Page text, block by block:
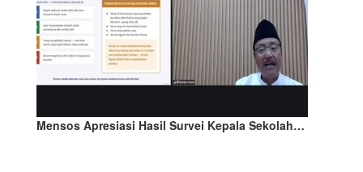
Mensos Apresiasi Hasil Survei Kepala Sekolah…